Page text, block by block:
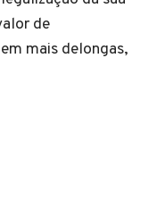
de
mais delongas,